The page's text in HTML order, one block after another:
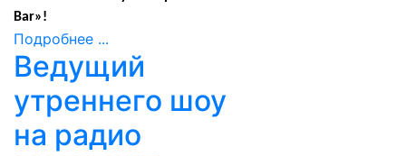
Bar»!
Подробнее ...
Ведущий
утреннего шоу
на радио